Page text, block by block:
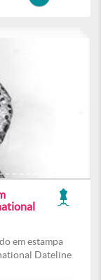
em estampa
Dateline